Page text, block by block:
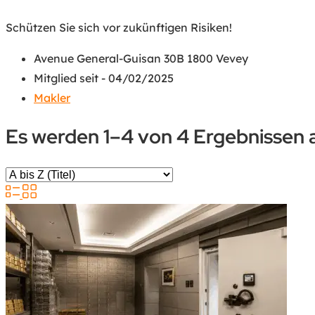
Schützen Sie sich vor zukünftigen Risiken!
Avenue General-Guisan 30B 1800 Vevey
Mitglied seit - 04/02/2025
Makler
Es werden 1–4 von 4 Ergebnissen